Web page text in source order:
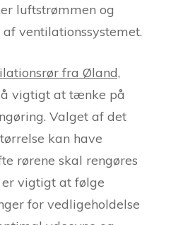
luftstrømmen og
ventilationssystemet.
fra Øland,
vigtigt at tænke på
Valget af det
kan have
rørene skal rengøres
er vigtigt at følge
for vedligeholdelse